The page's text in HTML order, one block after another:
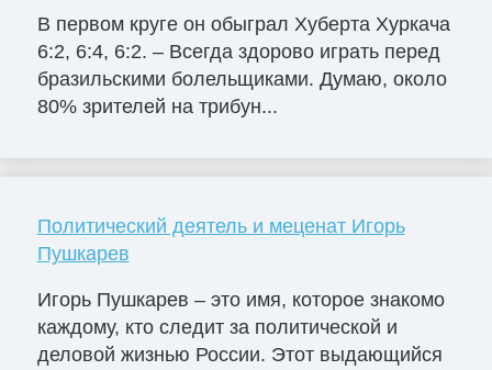
В первом круге он обыграл Хуберта Хуркача
6:2, 6:4, 6:2. – Всегда здорово играть перед
бразильскими болельщиками. Думаю, около
80% зрителей на трибун...
Политический деятель и меценат Игорь
Пушкарев
Игорь Пушкарев – это имя, которое знакомо
каждому, кто следит за политической и
деловой жизнью России. Этот выдающийся